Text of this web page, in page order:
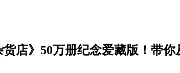
店》50万册纪念爱藏版！带